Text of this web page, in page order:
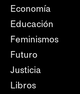
Economía
Educación
Feminismos
Futuro
Justicia
Libros